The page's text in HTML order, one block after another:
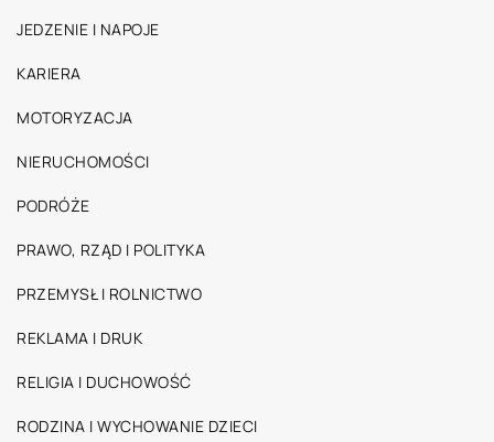
JEDZENIE I NAPOJE
KARIERA
MOTORYZACJA
NIERUCHOMOŚCI
PODRÓŻE
PRAWO, RZĄD I POLITYKA
PRZEMYSŁ I ROLNICTWO
REKLAMA I DRUK
RELIGIA I DUCHOWOŚĆ
RODZINA I WYCHOWANIE DZIECI